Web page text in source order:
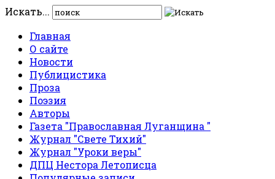
Искать...
Главная
О сайте
Новости
Публицистика
Проза
Поэзия
Авторы
Газета "Православная Луганщина "
Журнал "Свете Тихий"
Журнал "Уроки веры"
ДПЦ Нестора Летописца